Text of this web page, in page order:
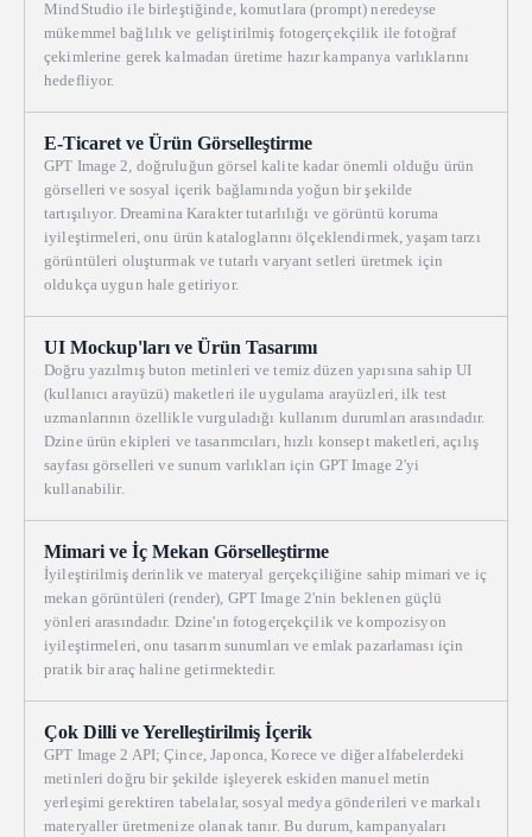
MindStudio ile birleştiğinde, komutlara (prompt) neredeyse
mükemmel bağlılık ve geliştirilmiş fotogerçekçilik ile fotoğraf
çekimlerine gerek kalmadan üretime hazır kampanya varlıklarını
hedefliyor.
E-Ticaret ve Ürün Görselleştirme
GPT Image 2, doğruluğun görsel kalite kadar önemli olduğu ürün
görselleri ve sosyal içerik bağlamında yoğun bir şekilde
tartışılıyor. Dreamina Karakter tutarlılığı ve görüntü koruma
iyileştirmeleri, onu ürün kataloglarını ölçeklendirmek, yaşam tarzı
görüntüleri oluşturmak ve tutarlı varyant setleri üretmek için
oldukça uygun hale getiriyor.
UI Mockup'ları ve Ürün Tasarımı
Doğru yazılmış buton metinleri ve temiz düzen yapısına sahip UI
(kullanıcı arayüzü) maketleri ile uygulama arayüzleri, ilk test
uzmanlarının özellikle vurguladığı kullanım durumları arasındadır.
Dzine ürün ekipleri ve tasarımcıları, hızlı konsept maketleri, açılış
sayfası görselleri ve sunum varlıkları için GPT Image 2'yi
kullanabilir.
Mimari ve İç Mekan Görselleştirme
İyileştirilmiş derinlik ve materyal gerçekçiliğine sahip mimari ve iç
mekan görüntüleri (render), GPT Image 2'nin beklenen güçlü
yönleri arasındadır. Dzine'ın fotogerçekçilik ve kompozisyon
iyileştirmeleri, onu tasarım sunumları ve emlak pazarlaması için
pratik bir araç haline getirmektedir.
Çok Dilli ve Yerelleştirilmiş İçerik
GPT Image 2 API; Çince, Japonca, Korece ve diğer alfabelerdeki
metinleri doğru bir şekilde işleyerek eskiden manuel metin
yerleşimi gerektiren tabelalar, sosyal medya gönderileri ve markalı
materyaller üretmenize olanak tanır. Bu durum, kampanyaları